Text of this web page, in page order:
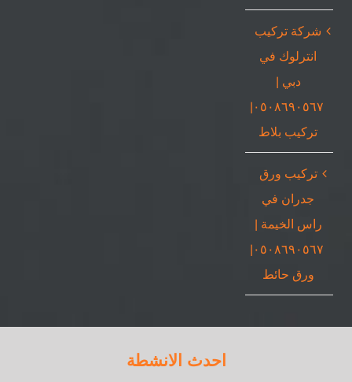
شركة تركيب
انترلوك في
دبي |
٠٥٠٨٦٩٠٥٦٧|
تركيب بلاط
تركيب ورق
جدران في
راس الخيمة |
٠٥٠٨٦٩٠٥٦٧|
ورق حائط
احدث الانشطة